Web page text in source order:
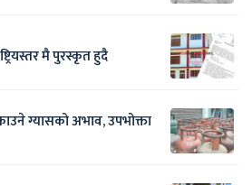
मै पुरस्कृत हुदै
ग्यासको अभाव, उपभोक्ता